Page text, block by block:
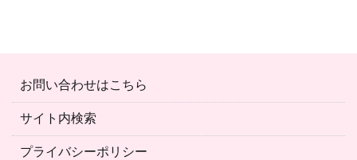
お問い合わせはこちら
サイト内検索
プライバシーポリシー